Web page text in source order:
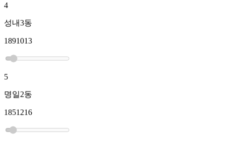
4
성내3동
1891013
5
명일2동
1851216